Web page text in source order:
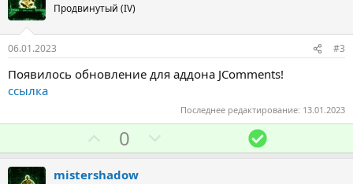
и
Продвинутый (IV)
06.01.2023 #3
Появилось обновление для аддона JComments!
ссылка
Последнее редактирование: 13.01.2023
а
0
р
Р
е
mistershadow